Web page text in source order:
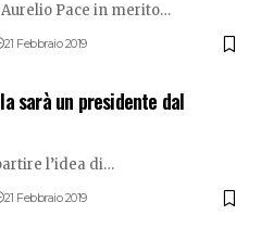
Pace in merito…
21 Febbraio 2019
sarà un presidente dal
l’idea di…
21 Febbraio 2019